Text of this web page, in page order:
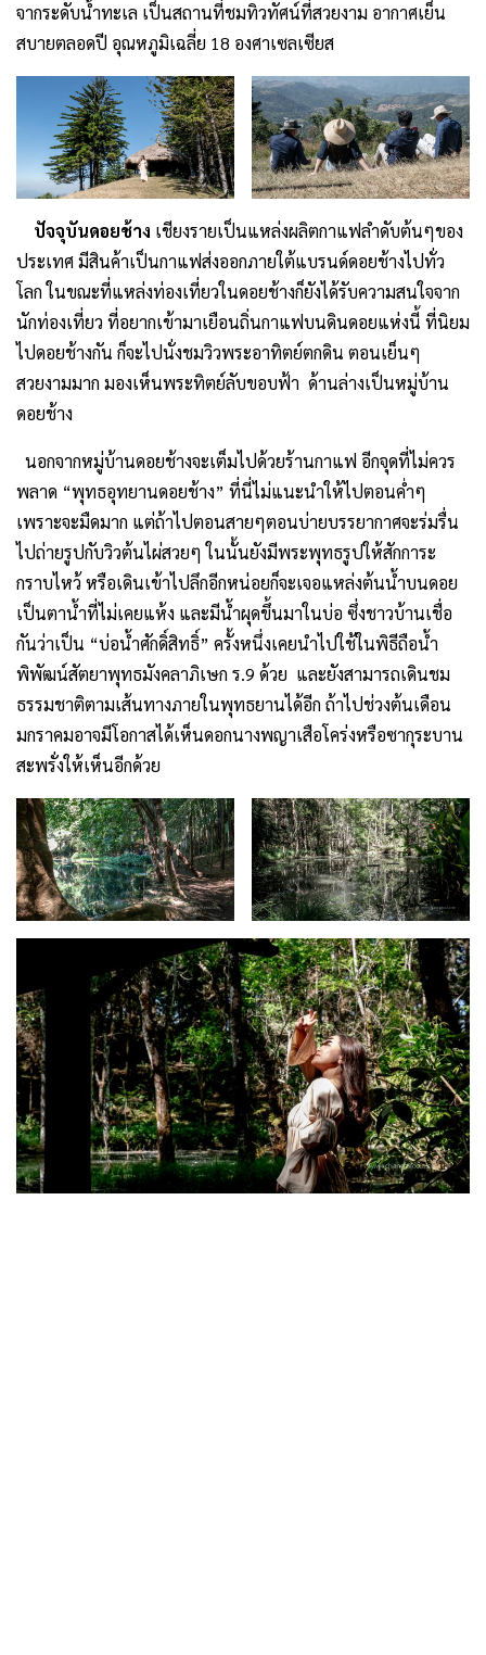
จากระดับน้ำทะเล เป็นสถานที่ชมทิวทัศน์ที่สวยงาม อากาศเย็น
สบายตลอดปี อุณหภูมิเฉลี่ย 18 องศาเซลเซียส
ปัจจุบันดอยช้าง เชียงรายเป็นแหล่งผลิตกาแฟลำดับต้นๆของ
ประเทศ มีสินค้าเป็นกาแฟส่งออกภายใต้แบรนด์ดอยช้างไปทั่ว
โลก ในขณะที่แหล่งท่องเที่ยวในดอยช้างก็ยังได้รับความสนใจจาก
นักท่องเที่ยว ที่อยากเข้ามาเยือนถิ่นกาแฟบนดินดอยแห่งนี้ ที่นิยม
ไปดอยช้างกัน ก็จะไปนั่งชมวิวพระอาทิตย์ตกดิน ตอนเย็นๆ
สวยงามมาก มองเห็นพระทิตย์ลับขอบฟ้า ด้านล่างเป็นหมู่บ้าน
ดอยช้าง
นอกจากหมู่บ้านดอยช้างจะเต็มไปด้วยร้านกาแฟ อีกจุดที่ไม่ควร
พลาด “พุทธอุทยานดอยช้าง” ที่นี่ไม่แนะนำให้ไปตอนค่ำๆ
เพราะจะมืดมาก แต่ถ้าไปตอนสายๆตอนบ่ายบรรยากาศจะร่มรื่น
ไปถ่ายรูปกับวิวต้นไผ่สวยๆ ในนั้นยังมีพระพุทธรูปให้สักการะ
กราบไหว้ หรือเดินเข้าไปลึกอีกหน่อยก็จะเจอแหล่งต้นน้ำบนดอย
เป็นตาน้ำที่ไม่เคยแห้ง และมีน้ำผุดขึ้นมาในบ่อ ซึ่งชาวบ้านเชื่อ
กันว่าเป็น “บ่อน้ำศักดิ์สิทธิ์” ครั้งหนึ่งเคยนำไปใช้ในพิธีถือน้ำ
พิพัฒน์สัตยาพุทธมังคลาภิเษก ร.9 ด้วย และยังสามารถเดินชม
ธรรมชาติตามเส้นทางภายในพุทธยานได้อีก ถ้าไปช่วงต้นเดือน
มกราคมอาจมีโอกาสได้เห็นดอกนางพญาเสือโคร่งหรือซากุระบาน
สะพรั่งให้เห็นอีกด้วย